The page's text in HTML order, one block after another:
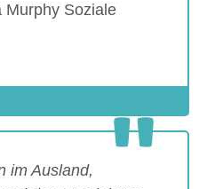
Murphy Soziale
im Ausland,